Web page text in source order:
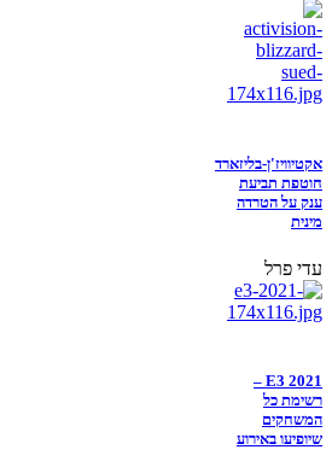
אקטיוויז'ן-בליזארד
חוטפת תביעת
ענק על הטרדה
מינית
עדי פרל
E3 2021 –
רשימת כל
המשחקים
שיופיעו באירוע